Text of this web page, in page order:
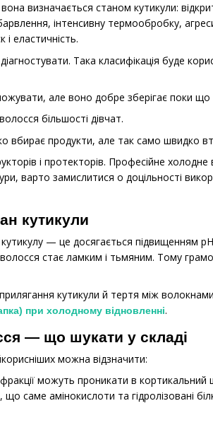
визначається станом кутикули:
інтенсивну термообробку,
еластичність.
Така класифікація буде
але воно добре зберігає поки що
більшості дівчат.
вбирає продукти, але так само швидко
і протекторів. Професійне
варто замислитися о доцільності
кутикули
— це досягається підвищенням
стає ламким і тьмяним. Тому
кутикули й тертя між
при холодному відновленні.
— що шукати у складі
можна відзначити:
можуть проникати в кортикальний
саме амінокислоти та гідролізовані